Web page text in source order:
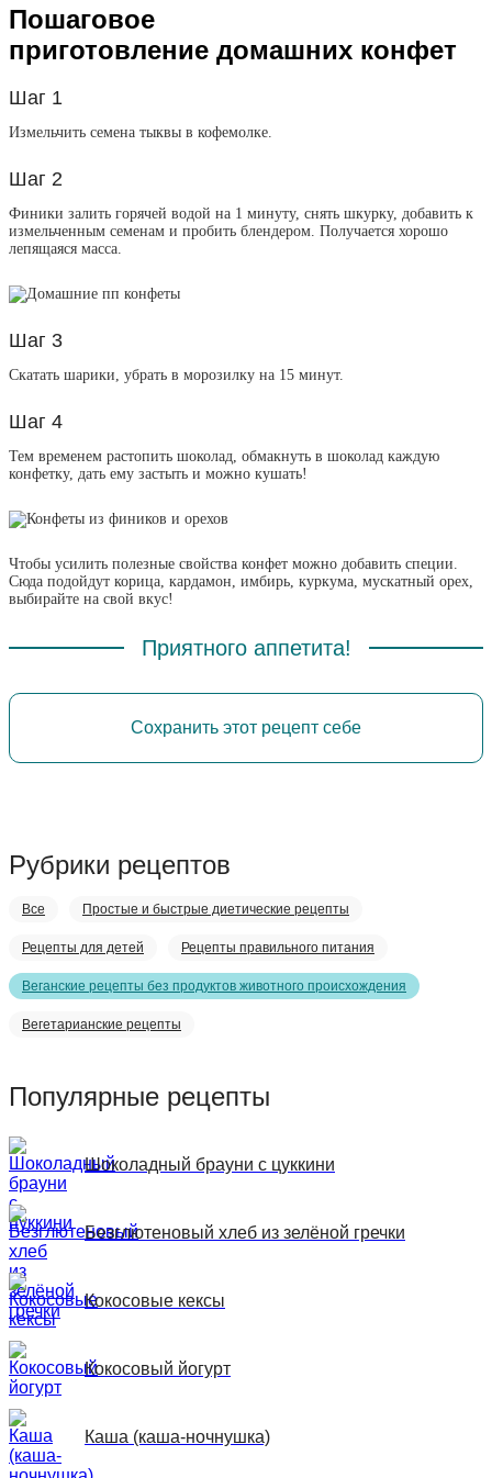
Пошаговое
приготовление домашних конфет
Шаг 1
Измельчить семена тыквы в кофемолке.
Шаг 2
Финики залить горячей водой на 1 минуту, снять шкурку, добавить к
измельченным семенам и пробить блендером. Получается хорошо
лепящаяся масса.
Шаг 3
Скатать шарики, убрать в морозилку на 15 минут.
Шаг 4
Тем временем растопить шоколад, обмакнуть в шоколад каждую
конфетку, дать ему застыть и можно кушать!
Чтобы усилить полезные свойства конфет можно добавить специи.
Сюда подойдут корица, кардамон, имбирь, куркума, мускатный орех,
выбирайте на свой вкус!
Приятного аппетита!
Сохранить этот рецепт себе
Рубрики рецептов
Все Простые и быстрые диетические рецепты
Рецепты для детей Рецепты правильного питания
Веганские рецепты без продуктов животного происхождения
Вегетарианские рецепты
Популярные рецепты
Шоколадный брауни с цуккини
Безглютеновый хлеб из зелёной гречки
Кокосовые кексы
Кокосовый йогурт
Каша (каша-ночнушка)